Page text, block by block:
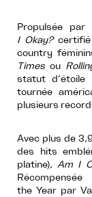
Propulsée
I Okay?certifié
country
Times ou
statut d’étoile
tournée
plusieurs
Avec plus de
des hits
platine),Am I
the Year par